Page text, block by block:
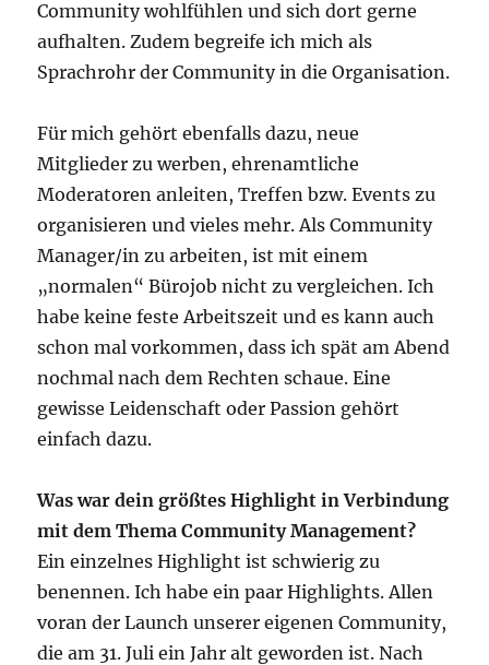
Community wohlfühlen und sich dort gerne
aufhalten. Zudem begreife ich mich als
Sprachrohr der Community in die Organisation.
Für mich gehört ebenfalls dazu, neue
Mitglieder zu werben, ehrenamtliche
Moderatoren anleiten, Treffen bzw. Events zu
organisieren und vieles mehr. Als Community
Manager/in zu arbeiten, ist mit einem
„normalen“ Bürojob nicht zu vergleichen. Ich
habe keine feste Arbeitszeit und es kann auch
schon mal vorkommen, dass ich spät am Abend
nochmal nach dem Rechten schaue. Eine
gewisse Leidenschaft oder Passion gehört
einfach dazu.
Was war dein größtes Highlight in Verbindung
mit dem Thema Community Management?
Ein einzelnes Highlight ist schwierig zu
benennen. Ich habe ein paar Highlights. Allen
voran der Launch unserer eigenen Community,
die am 31. Juli ein Jahr alt geworden ist. Nach